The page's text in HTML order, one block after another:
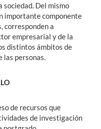
sociedad. Del mismo
importante componente
corresponden a
empresarial y de la
distintos ámbitos de
personas.
de recursos que
de investigación